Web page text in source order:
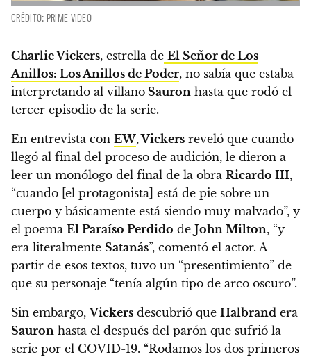
CRÉDITO: PRIME VIDEO
Charlie Vickers, estrella de El Señor de Los
Anillos: Los Anillos de Poder, no sabía que estaba
interpretando al villano Sauron hasta que rodó el
tercer episodio de la serie.
En entrevista con EW,Vickers reveló que cuando
llegó al final del proceso de audición, le dieron a
leer un monólogo del final de la obra Ricardo III,
“cuando [el protagonista] está de pie sobre un
cuerpo y básicamente está siendo muy malvado”, y
el poema El Paraíso Perdido de John Milton, “y
era literalmente Satanás”, comentó el actor. A
partir de esos textos, tuvo un “presentimiento” de
que su personaje “tenía algún tipo de arco oscuro”.
Sin embargo,Vickers descubrió que Halbrand era
Sauron hasta el después del parón que sufrió la
serie por el COVID-19. “Rodamos los dos primeros